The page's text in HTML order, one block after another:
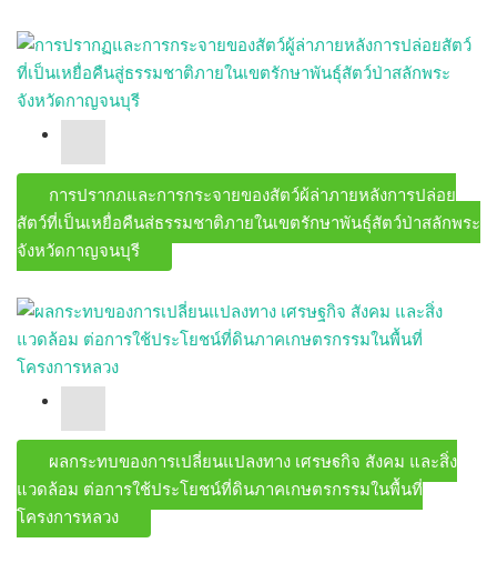
การปรากฏและการกระจายของสัตว์ผู้ล่าภายหลังการปล่อย
สัตว์ที่เป็นเหยื่อคืนสู่ธรรมชาติภายในเขตรักษาพันธุ์สัตว์ป่าสลักพระ
จังหวัดกาญจนบุรี
ผลกระทบของการเปลี่ยนแปลงทาง เศรษฐกิจ สังคม และสิ่ง
แวดล้อม ต่อการใช้ประโยชน์ที่ดินภาคเกษตรกรรมในพื้นที่
โครงการหลวง